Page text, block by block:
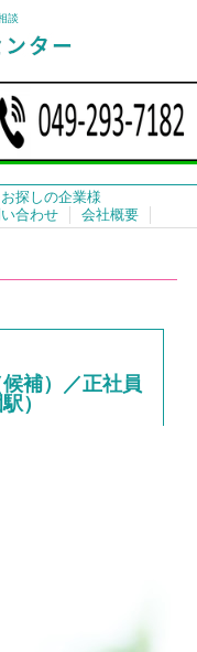
談
探しの企業様
合わせ 会社概要
補）／正社員
）